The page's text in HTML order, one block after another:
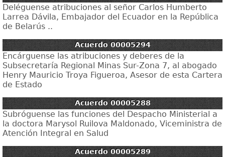
Deléguense atribuciones al señor Carlos Humberto
Larrea Dávila, Embajador del Ecuador en la República
de Belarús ..
Acuerdo 00005294
Encárguense las atribuciones y deberes de la
Subsecretaría Regional Minas Sur-Zona 7, al abogado
Henry Mauricio Troya Figueroa, Asesor de esta Cartera
de Estado
Acuerdo 00005288
Subróguense las funciones del Despacho Ministerial a
la doctora Marysol Ruilova Maldonado, Viceministra de
Atención Integral en Salud
Acuerdo 00005289